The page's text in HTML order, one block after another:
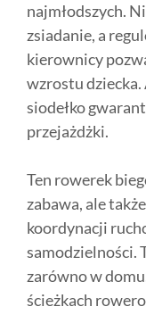
najmłodszych.
zsiadanie, a
kierownicy
wzrostu
siodełko
przejażdżki.
Ten rowerek
zabawa, ale
koordynacji
samodzielności.
zarówno w
ścieżkach